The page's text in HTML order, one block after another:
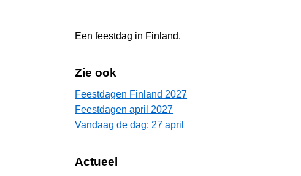
Een feestdag in Finland.
Zie ook
Feestdagen Finland 2027
Feestdagen april 2027
Vandaag de dag: 27 april
Actueel